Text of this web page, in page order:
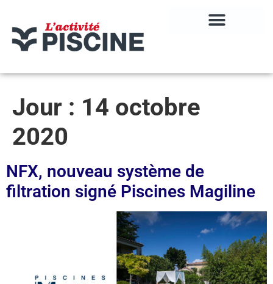
Jour : 14 octobre
2020
NFX, nouveau système de
filtration signé Piscines Magiline